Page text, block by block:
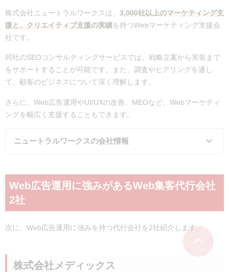
費用
SEOコンサルティング：要問い
合わせ
援：要問い合わせ
株式会社ニュートラルワークスは、 3,000社以上のマーケティング支
援と、クリエイティブ支援の実績を持つWebマーケティング支援会
社です。
同社のSEOコンサルティングサービスでは、戦略立案から実装まで
をサポートすることが可能です。また、調査やヒアリングを通し
て、顧客のビジネスについて深く理解します。
さらに、Web広告運用やUI/UXの改善、MEOなど、Webマーケティ
ングを幅広く支援することもできます。
ニュートラルワークスの会社情報
会社名 株式会社ニュートラルワークス
所在地
事業内容
デジタルマーケティング事業
マーケティング / SEO / ホワイトペ
Web広告運用に強みがあるWeb集客代行会社
2社
次に、Web広告運用に強みを持つ代行会社を2社紹介します。
株式会社メディックス